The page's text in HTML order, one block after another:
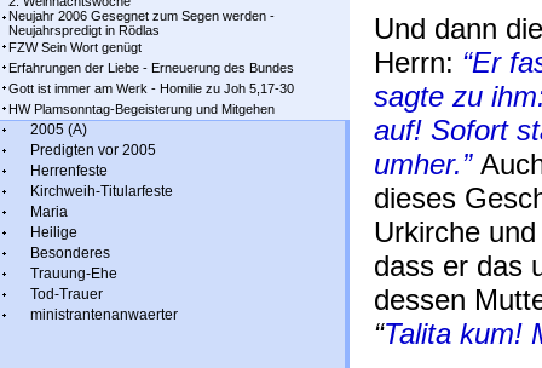
Neujahr 2006 Gesegnet zum Segen werden -
Neujahrspredigt in Rödlas
FZW Sein Wort genügt
Erfahrungen der Liebe - Erneuerung des Bundes
Gott ist immer am Werk - Homilie zu Joh 5,17-30
HW Plamsonntag-Begeisterung und Mitgehen
2005 (A)
Predigten vor 2005
Herrenfeste
Kirchweih-Titularfeste
Maria
Heilige
Besonderes
Trauung-Ehe
Tod-Trauer
ministrantenanwaerter
Und dann
Herrn: “Er
sagte zu
auf! Sofort
umher.”
dieses
Urkirche
dass er das
dessen
“Talita kum!